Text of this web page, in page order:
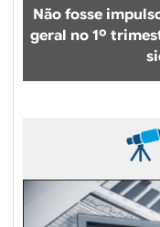
Não fosse
geral no 1º